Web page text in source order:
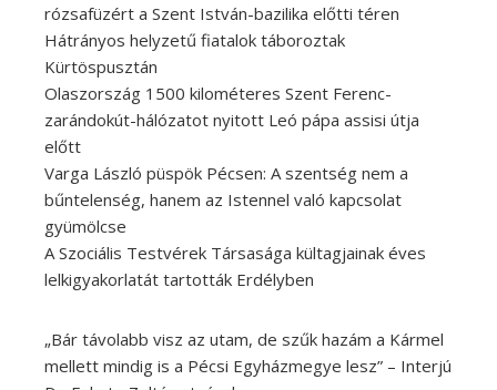
rózsafüzért a Szent István-bazilika előtti téren
Hátrányos helyzetű fiatalok táboroztak
Kürtöspusztán
Olaszország 1500 kilométeres Szent Ferenc-
zarándokút-hálózatot nyitott Leó pápa assisi útja
előtt
Varga László püspök Pécsen: A szentség nem a
bűntelenség, hanem az Istennel való kapcsolat
gyümölcse
A Szociális Testvérek Társasága kültagjainak éves
lelkigyakorlatát tartották Erdélyben
„Bár távolabb visz az utam, de szűk hazám a Kármel
mellett mindig is a Pécsi Egyházmegye lesz” – Interjú